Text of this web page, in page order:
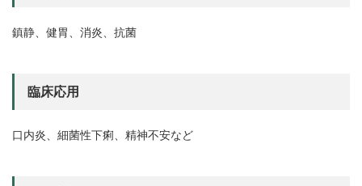
鎮静、健胃、消炎、抗菌
臨床応用
口内炎、細菌性下痢、精神不安など